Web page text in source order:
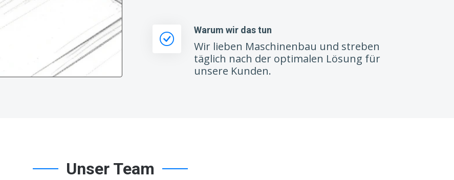
Warum wir das tun
Wir lieben Maschinenbau und streben
täglich nach der optimalen Lösung für
unsere Kunden.
Unser Team